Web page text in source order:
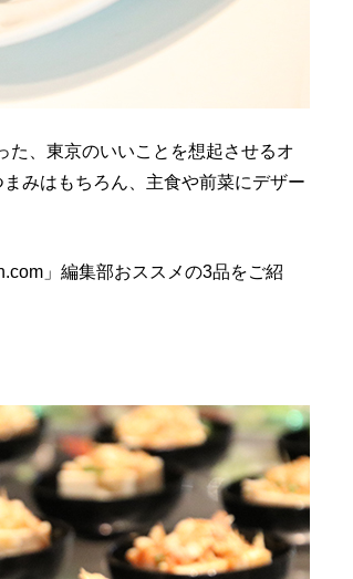
た、東京のいいことを想起させるオ
みはもちろん、主食や前菜にデザー
」編集部おススメの3品をご紹